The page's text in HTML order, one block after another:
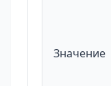
Значение